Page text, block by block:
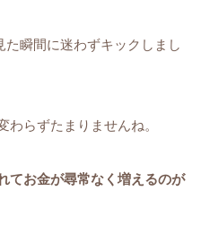
瞬間に迷わずキックしまし
わらずたまりませんね。
てお金が尋常なく増えるのが